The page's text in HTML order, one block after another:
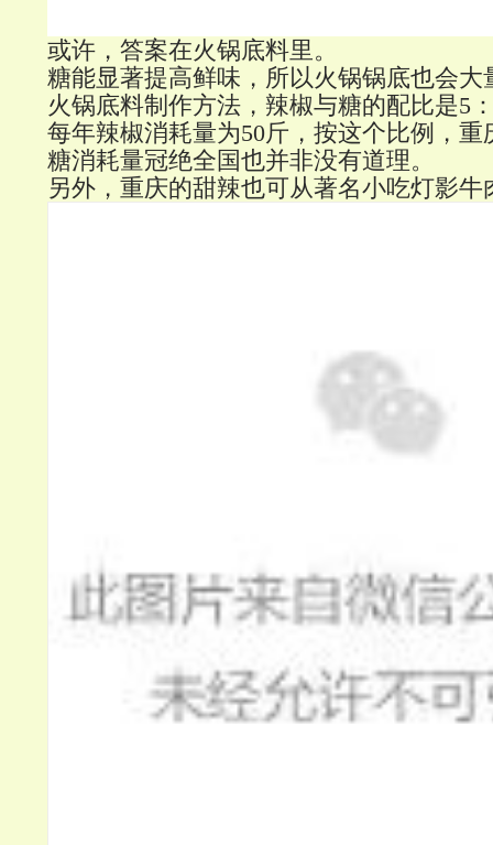
或许，答案在火锅底料里。
糖能显著提高鲜味，所以火锅锅底也会大
火锅底料制作方法，辣椒与糖的配比是5
每年辣椒消耗量为50斤，按这个比例，重
糖消耗量冠绝全国也并非没有道理。
另外，重庆的甜辣也可从著名小吃灯影